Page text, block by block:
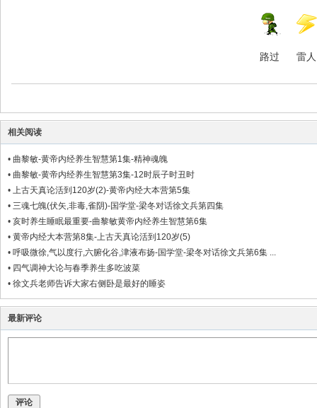
路过 雷人
相关阅读
• 曲黎敏-黄帝内经养生智慧第1集-精神魂魄
• 曲黎敏-黄帝内经养生智慧第3集-12时辰子时丑时
• 上古天真论活到120岁(2)-黄帝内经大本营第5集
• 三魂七魄(伏矢,非毒,雀阴)-国学堂-梁冬对话徐文兵第四集
• 亥时养生睡眠最重要-曲黎敏黄帝内经养生智慧第6集
• 黄帝内经大本营第8集-上古天真论活到120岁(5)
• 呼吸微徐,气以度行,六腑化谷,津液布扬-国学堂-梁冬对话徐文兵第6集 ...
• 四气调神大论与春季养生多吃波菜
• 徐文兵老师告诉大家右侧卧是最好的睡姿
最新评论
评论